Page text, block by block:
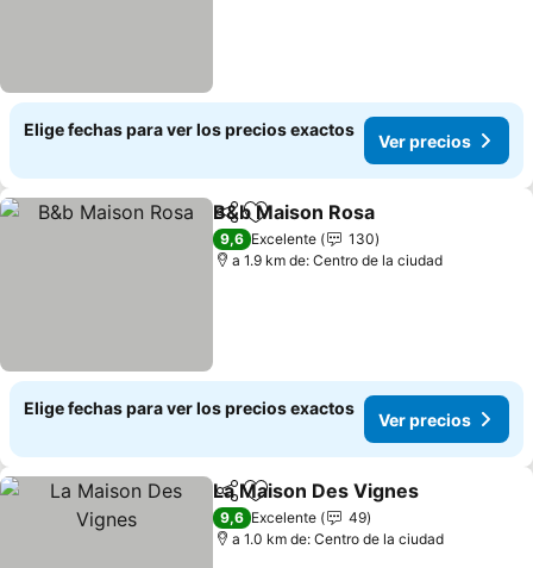
Elige fechas para ver los precios exactos
Ver precios
CompartirAgregar a favoritos
B&b Maison Rosa
9,6 Excelente
130
a 1.9 km de: Centro de la ciudad
Elige fechas para ver los precios exactos
Ver precios
CompartirAgregar a favoritos
La Maison Des Vignes
9,6 Excelente
49
a 1.0 km de: Centro de la ciudad